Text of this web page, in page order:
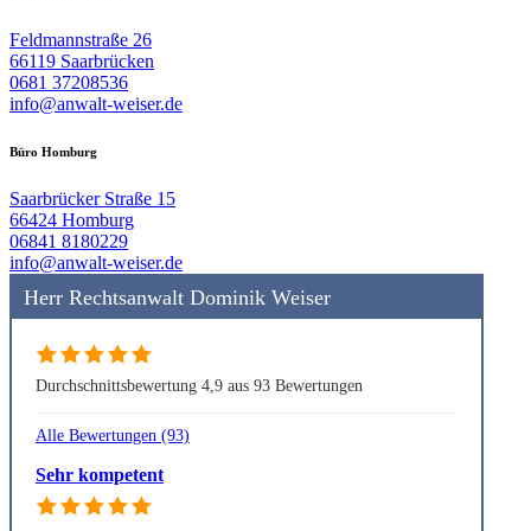
Feldmannstraße 26
66119 Saarbrücken
0681 37208536
info@anwalt-weiser.de
Büro Homburg
Saarbrücker Straße 15
66424 Homburg
06841 8180229
info@anwalt-weiser.de
Herr Rechtsanwalt Dominik Weiser
Durchschnittsbewertung 4,9 aus 93 Bewertungen
Alle Bewertungen (93)
Sehr kompetent